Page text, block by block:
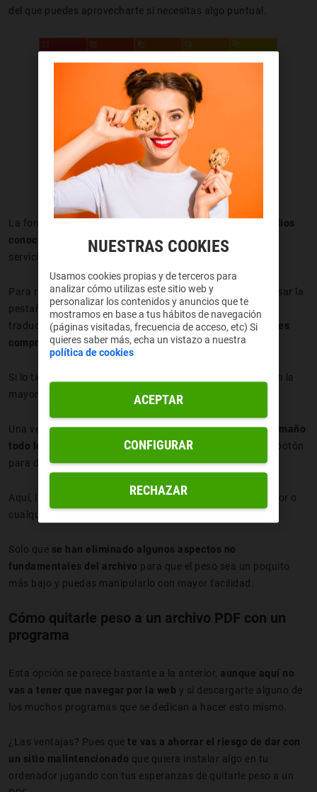
del que puedes aprovecharte si necesitas algo puntual.
La forma de uso es muy sencilla.
No vas a necesitar amplios
conocimientos de informática para poder emplear sus
servicios.
Para reducir el peso de tu archivo PDF solo tienes que pulsar la
pestaña «Choose file» o «Elegir archivo», si la web está
traducida al castellano, ybuscar el documento que quieres
comprimir.
Si lo tienes a mano, también puedes arrastrarlo sin más en la
mayoría de los casos.
Una vez hecho esto,la web se encargará de reducir su tamaño
todo lo posible
. Espera que el proceso termine y pulsa el botón
para descargar la nueva versión light de tu PDF.
Aquí, light no significa que tu PDF haya perdido sabor, color o
cualquier otro elemento que para ti sea esencial.
Solo que se han eliminado algunos aspectos no
fundamentales del archivo para que el peso sea un poquito
más bajo y puedas manipularlo con mayor facilidad.
Cómo quitarle peso a un archivo PDF con un
programa
Esta opción se parece bastante a la anterior, aunque aquí no
vas a tener que navegar por la web y sí descargarte alguno de
los muchos programas que se dedican a hacer esto mismo.
¿Las ventajas? Pues que te vas a ahorrar el riesgo de dar con
un sitio malintencionado que quiera instalar algo en tu
ordenador jugando con tus esperanzas de quitarle peso a un
NUESTRAS COOKIES
Usamos cookies propias y de terceros para
analizar cómo utilizas este sitio web y
personalizar los contenidos y anuncios que te
mostramos en base a tus hábitos de navegación
(páginas visitadas, frecuencia de acceso, etc) Si
quieres saber más, echa un vistazo a nuestra
política de cookies
RECHAZAR
ACEPTAR
CONFIGURAR